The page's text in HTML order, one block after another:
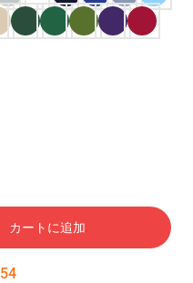
カートに追加
54